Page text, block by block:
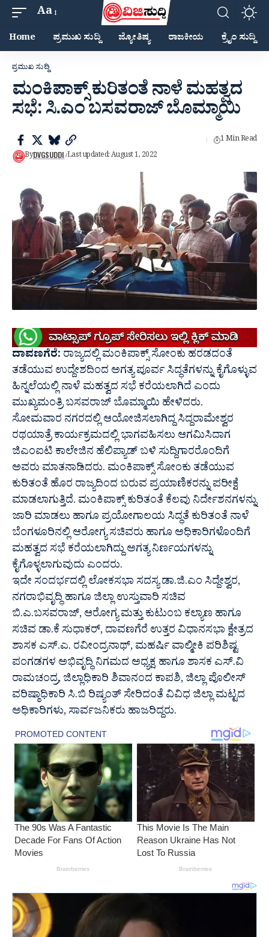
Aa
Home ಪ್ರಮುಖ ಸುದ್ದಿ ಜ್ಯೋತಿಷ್ಯ ರಾಜಕೀಯ ಕ್ರೈಂ ಸುದ್ದಿ
ಪ್ರಮುಖ ಸುದ್ದಿ
ಮಂಕಿಪಾಕ್ಸ್ ಕುರಿತಂತೆ ನಾಳೆ ಮಹತ್ವದ
ಸಭೆ: ಸಿ.ಎಂ ಬಸವರಾಜ್ ಬೊಮ್ಮಾಯಿ
ByDVGSUDDI Last updated: August 1, 2022
1 Min Read
ದಾವಣಗೆರೆ: ರಾಜ್ಯದಲ್ಲಿ ಮಂಕಿಪಾಕ್ಸ್ ಸೋಂಕು ಹರಡದಂತೆ
ತಡೆಯುವ ಉದ್ದೇಶದಿಂದ ಅಗತ್ಯ ಪೂರ್ವ ಸಿದ್ಧತೆಗಳನ್ನು ಕೈಗೊಳ್ಳುವ
ಹಿನ್ನಲೆಯಲ್ಲಿ ನಾಳೆ ಮಹತ್ವದ ಸಭೆ ಕರೆಯಲಾಗಿದೆ ಎಂದು
ಮುಖ್ಯಮಂತ್ರಿ ಬಸವರಾಜ್ ಬೊಮ್ಮಾಯಿ ಹೇಳಿದರು.
ಸೋಮವಾರ ನಗರದಲ್ಲಿ ಆಯೋಜಿಸಲಾಗಿದ್ದ ಸಿದ್ದರಾಮೇಶ್ವರ
ರಥಯಾತ್ರೆ ಕಾರ್ಯಕ್ರಮದಲ್ಲಿ ಭಾಗವಹಿಸಲು ಆಗಮಿಸಿದಾಗ
ಜಿಎಂಐಟಿ ಕಾಲೇಜಿನ ಹೆಲಿಪ್ಯಾಡ್ ಬಳಿ ಸುದ್ದಿಗಾರರೊಂದಿಗೆ
ಅವರು ಮಾತನಾಡಿದರು. ಮಂಕಿಪಾಕ್ಸ್ ಸೋಂಕು ತಡೆಯುವ
ಕುರಿತಂತೆ ಹೊರ ರಾಜ್ಯದಿಂದ ಬರುವ ಪ್ರಯಾಣಿಕರನ್ನು ಪರೀಕ್ಷೆ
ಮಾಡಲಾಗುತ್ತಿದೆ. ಮಂಕಿಪಾಕ್ಸ್ ಕುರಿತಂತೆ ಕೆಲವು ನಿರ್ದೇಶನಗಳನ್ನು
ಜಾರಿ ಮಾಡಲು ಹಾಗೂ ಪ್ರಯೋಗಾಲಯ ಸಿದ್ಧತೆ ಕುರಿತಂತೆ ನಾಳೆ
ಬೆಂಗಳೂರಿನಲ್ಲಿ ಆರೋಗ್ಯ ಸಚಿವರು ಹಾಗೂ ಅಧಿಕಾರಿಗಳೊಂದಿಗೆ
ಮಹತ್ವದ ಸಭೆ ಕರೆಯಲಾಗಿದ್ದು ಅಗತ್ಯ ನಿರ್ಣಯಗಳನ್ನು
ಕೈಗೊಳ್ಳಲಾಗುವುದು ಎಂದರು.
ಇದೇ ಸಂದರ್ಭದಲ್ಲಿ ಲೋಕಸಭಾ ಸದಸ್ಯ ಡಾ.ಜಿ.ಎಂ ಸಿದ್ದೇಶ್ವರ,
ನಗರಾಭಿವೃದ್ಧಿ ಹಾಗೂ ಜಿಲ್ಲಾ ಉಸ್ತುವಾರಿ ಸಚಿವ
ಬಿ.ಎ.ಬಸವರಾಜ್, ಆರೋಗ್ಯ ಮತ್ತು ಕುಟುಂಬ ಕಲ್ಯಾಣ ಹಾಗೂ
ಸಚಿವ ಡಾ.ಕೆ ಸುಧಾಕರ್, ದಾವಣಗೆರೆ ಉತ್ತರ ವಿಧಾನಸಭಾ ಕ್ಷೇತ್ರದ
ಶಾಸಕ ಎಸ್.ಎ. ರವೀಂದ್ರನಾಥ್, ಮಹರ್ಷಿ ವಾಲ್ಮೀಕಿ ಪರಿಶಿಷ್ಟ
ಪಂಗಡಗಳ ಅಭಿವೃದ್ಧಿ ನಿಗಮದ ಅಧ್ಯಕ್ಷ ಹಾಗೂ ಶಾಸಕ ಎಸ್.ವಿ
ರಾಮಚಂದ್ರ, ಜಿಲ್ಲಾಧಿಕಾರಿ ಶಿವಾನಂದ ಕಾಪಶಿ, ಜಿಲ್ಲಾ ಪೊಲೀಸ್
ವರಿಷ್ಠಾಧಿಕಾರಿ ಸಿ.ಬಿ ರಿಷ್ಯಂತ್ ಸೇರಿದಂತೆ ವಿವಿಧ ಜಿಲ್ಲಾ ಮಟ್ಟದ
ಅಧಿಕಾರಿಗಳು, ಸಾರ್ವಜನಿಕರು ಹಾಜರಿದ್ದರು.